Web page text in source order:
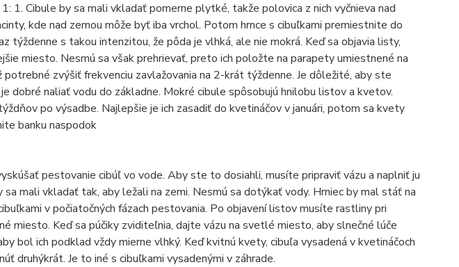
1. Cibule by sa mali vkladať pomerne plytké, takže polovica z nich vyčnieva nad
kde nad zemou môže byť iba vrchol. Potom hrnce s cibuľkami premiestnite do
týždenne s takou intenzitou, že pôda je vlhká, ale nie mokrá. Keď sa objavia listy,
miesto. Nesmú sa však prehrievať, preto ich položte na parapety umiestnené na
zvýšiť frekvenciu zavlažovania na 2-krát týždenne. Je dôležité, aby ste
dobré naliať vodu do základne. Mokré cibule spôsobujú hnilobu listov a kvetov.
po výsadbe. Najlepšie je ich zasadiť do kvetináčov v januári, potom sa kvety
banku naspodok
pestovanie cibúľ vo vode. Aby ste to dosiahli, musíte pripraviť vázu a naplniť ju
sa mali vkladať tak, aby ležali na zemi. Nesmú sa dotýkať vody. Hrniec by mal stáť na
v počiatočných fázach pestovania. Po objavení listov musíte rastliny pri
miesto. Keď sa púčiky zviditeľnia, dajte vázu na svetlé miesto, aby slnečné lúče
bol ich podklad vždy mierne vlhký. Keď kvitnú kvety, cibuľa vysadená v kvetináčoch
druhýkrát. Je to iné s cibuľkami vysadenými v záhrade.